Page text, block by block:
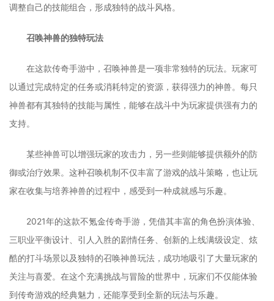
调整自己的技能组合，形成独特的战斗风格。
召唤神兽的独特玩法
在这款传奇手游中，召唤神兽是一项非常独特的玩法。玩家可
以通过完成特定的任务或消耗特定的资源，获得强力的神兽。每只
神兽都有其独特的技能与属性，能够在战斗中为玩家提供强有力的
支持。
某些神兽可以增强玩家的攻击力，另一些则能够提供额外的防
御或治疗效果。这种召唤机制不仅丰富了游戏的战斗策略，也让玩
家在收集与培养神兽的过程中，感受到一种成就感与乐趣。
2021年的这款不氪金传奇手游，凭借其丰富的角色扮演体验、
三职业平衡设计、引人入胜的剧情任务、创新的上线满级设定、炫
酷的打斗场景以及独特的召唤神兽玩法，成功地吸引了大量玩家的
关注与喜爱。在这个充满挑战与冒险的世界中，玩家们不仅能体验
到传奇游戏的经典魅力，还能享受到全新的玩法与乐趣。